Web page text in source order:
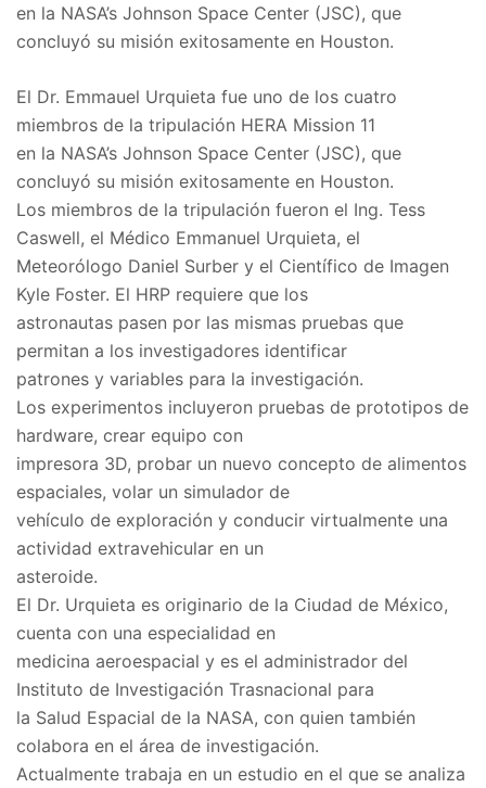
en la NASA’s Johnson Space Center (JSC), que
concluyó su misión exitosamente en Houston.
El Dr. Emmauel Urquieta fue uno de los cuatro
miembros de la tripulación HERA Mission 11
en la NASA’s Johnson Space Center (JSC), que
concluyó su misión exitosamente en Houston.
Los miembros de la tripulación fueron el Ing. Tess
Caswell, el Médico Emmanuel Urquieta, el
Meteorólogo Daniel Surber y el Científico de Imagen
Kyle Foster. El HRP requiere que los
astronautas pasen por las mismas pruebas que
permitan a los investigadores identificar
patrones y variables para la investigación.
Los experimentos incluyeron pruebas de prototipos de
hardware, crear equipo con
impresora 3D, probar un nuevo concepto de alimentos
espaciales, volar un simulador de
vehículo de exploración y conducir virtualmente una
actividad extravehicular en un
asteroide.
El Dr. Urquieta es originario de la Ciudad de México,
cuenta con una especialidad en
medicina aeroespacial y es el administrador del
Instituto de Investigación Trasnacional para
la Salud Espacial de la NASA, con quien también
colabora en el área de investigación.
Actualmente trabaja en un estudio en el que se analiza